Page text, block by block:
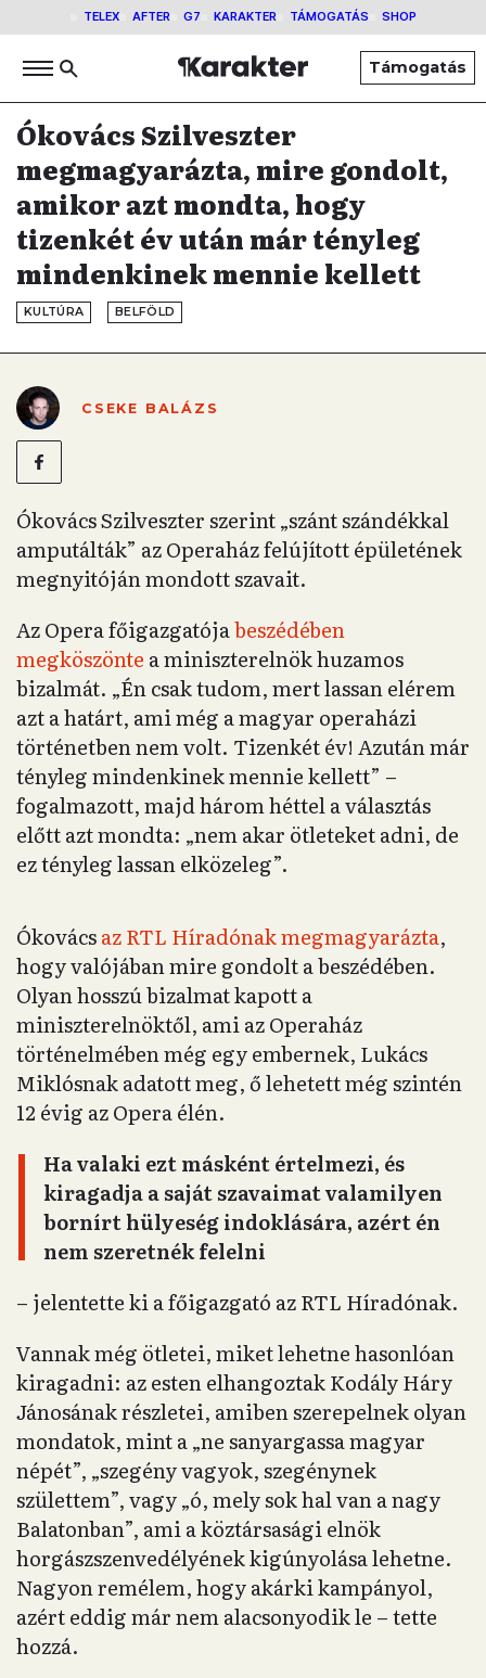
TELEX AFTER G7 KARAKTER TÁMOGATÁS SHOP
Támogatás
Ókovács Szilveszter
megmagyarázta, mire gondolt,
amikor azt mondta, hogy
tizenkét év után már tényleg
mindenkinek mennie kellett
KULTÚRA BELFÖLD
CSEKE BALÁZS
Ókovács Szilveszter szerint „szánt szándékkal
amputálták” az Operaház felújított épületének
megnyitóján mondott szavait.
Az Opera főigazgatójabeszédében
megköszönte a miniszterelnök huzamos
bizalmát. „Én csak tudom, mert lassan elérem
azt a határt, ami még a magyar operaházi
történetben nem volt. Tizenkét év! Azután már
tényleg mindenkinek mennie kellett” –
fogalmazott, majd három héttel a választás
előtt azt mondta: „nem akar ötleteket adni, de
ez tényleg lassan elközeleg”.
Ókovácsaz RTL Híradónak megmagyarázta,
hogy valójában mire gondolt a beszédében.
Olyan hosszú bizalmat kapott a
miniszterelnöktől, ami az Operaház
történelmében még egy embernek, Lukács
Miklósnak adatott meg, ő lehetett még szintén
12 évig az Opera élén.
Ha valaki ezt másként értelmezi, és
kiragadja a saját szavaimat valamilyen
bornírt hülyeség indoklására, azért én
nem szeretnék felelni
– jelentette ki a főigazgató az RTL Híradónak.
Vannak még ötletei, miket lehetne hasonlóan
kiragadni: az esten elhangoztak Kodály Háry
Jánosának részletei, amiben szerepelnek olyan
mondatok, mint a „ne sanyargassa magyar
népét”, „szegény vagyok, szegénynek
születtem”, vagy „ó, mely sok hal van a nagy
Balatonban”, ami a köztársasági elnök
horgászszenvedélyének kigúnyolása lehetne.
Nagyon remélem, hogy akárki kampányol,
azért eddig már nem alacsonyodik le – tette
hozzá.